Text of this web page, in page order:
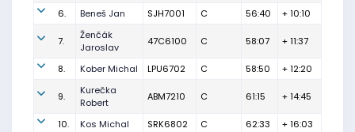
6.
Beneš Jan SJH7001 C 56:40 + 10:10
7.
Ženčák
Jaroslav
47C6100 C 58:07 + 11:37
8. Kober Michal LPU6702 C 58:50 + 12:20
9.
Kurečka
Robert
ABM7210 C 61:15 + 14:45
10. Kos Michal SRK6802 C 62:33
+ 16:03